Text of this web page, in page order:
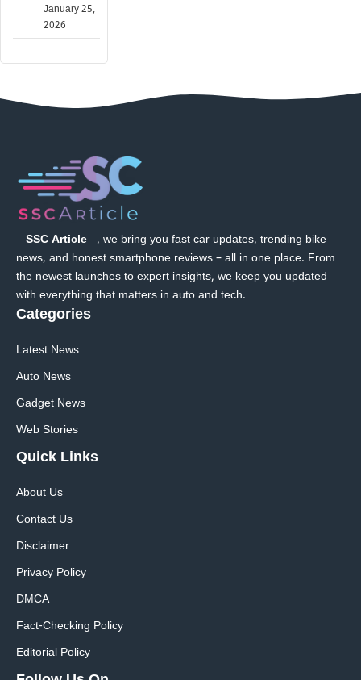
January 25,
2026
SSC Article
, we bring you fast car updates, trending bike
news, and honest smartphone reviews – all in one place. From
the newest launches to expert insights, we keep you updated
with everything that matters in auto and tech.
Categories
Latest News
Auto News
Gadget News
Web Stories
Quick Links
About Us
Contact Us
Disclaimer
Privacy Policy
DMCA
Fact-Checking Policy
Editorial Policy